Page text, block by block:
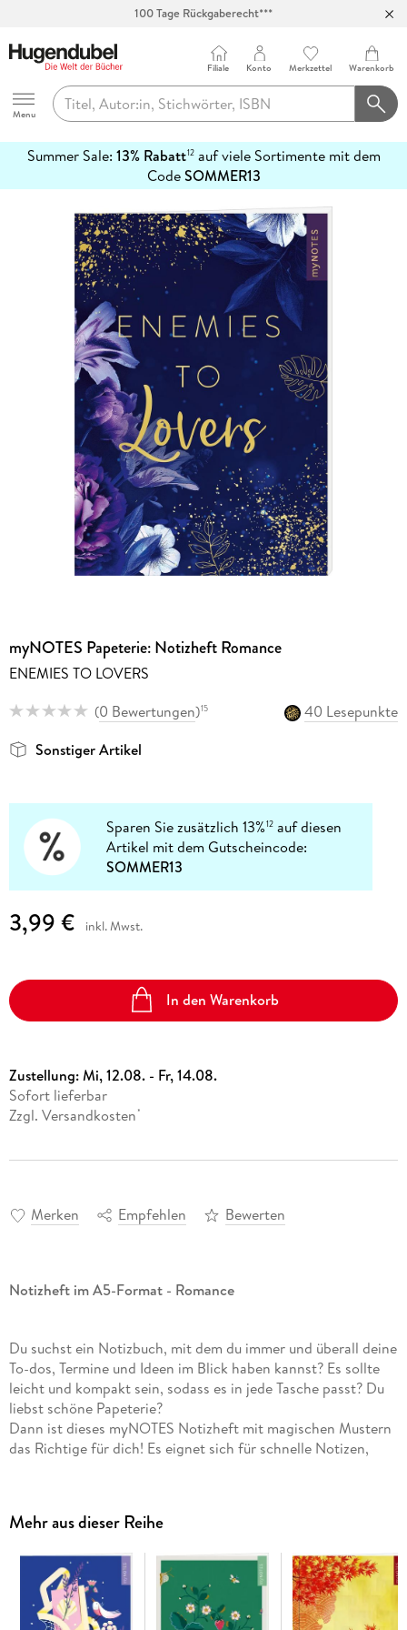
Hugendubel
Menu
Filiale Konto Merkzettel Warenkorb
Summer Sale: 13% Rabatt12auf viele Sortimente mit dem
CodeSOMMER13
erfahren
myNOTES Papeterie: Notizheft Romance
ENEMIES TO LOVERS
(0 Bewertungen)15
40 Lesepunkte
Sonstiger Artikel
Sparen Sie zusätzlich 13%12 auf diesen
Artikel mit dem Gutscheincode:
SOMMER13
3,99 € inkl. Mwst.
In den Warenkorb
Zustellung:Mi, 12.08. - Fr, 14.08.
Sofort lieferbar
Zzgl. Versandkosten *
Merken Empfehlen Bewerten
Notizheft im A5-Format - Romance
Du suchst ein Notizbuch, mit dem du immer und überall deine
To-dos, Termine und Ideen im Blick haben kannst? Es sollte
leicht und kompakt sein, sodass es in jede Tasche passt? Du
liebst schöne Papeterie?
Dann ist dieses myNOTES Notizheft mit magischen Mustern
das Richtige für dich! Es eignet sich für schnelle Notizen,
deinen Tag.
Zum Geistesblitzefesthalten und Pläneschmieden:Kurz
notiert, so bewahrst du einen freien Kopf. Das handliche
Notizbuch im Heft-Format, stets dabei und offen für deine
Mehr aus dieser Reihe